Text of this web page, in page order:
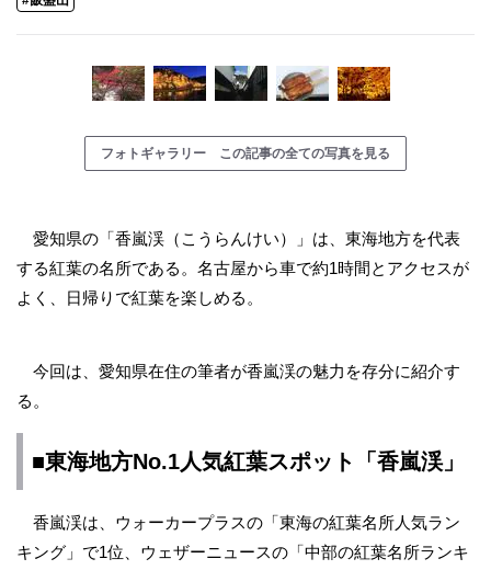
フォトギャラリー この記事の全ての写真を見る
愛知県の「香嵐渓（こうらんけい）」は、東海地方を代表
する紅葉の名所である。名古屋から車で約1時間とアクセスが
よく、日帰りで紅葉を楽しめる。
今回は、愛知県在住の筆者が香嵐渓の魅力を存分に紹介す
る。
■東海地方No.1人気紅葉スポット「香嵐渓」
香嵐渓は、ウォーカープラスの「東海の紅葉名所人気ラン
キング」で1位、ウェザーニュースの「中部の紅葉名所ランキ